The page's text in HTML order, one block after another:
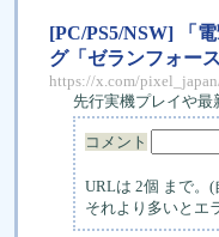
[PC/PS5/NSW] 「
グ「ゼランフォー
https://x.com/
先行実機プレイや最
コメント
URLは 2個 まで。(
それより多いとエ